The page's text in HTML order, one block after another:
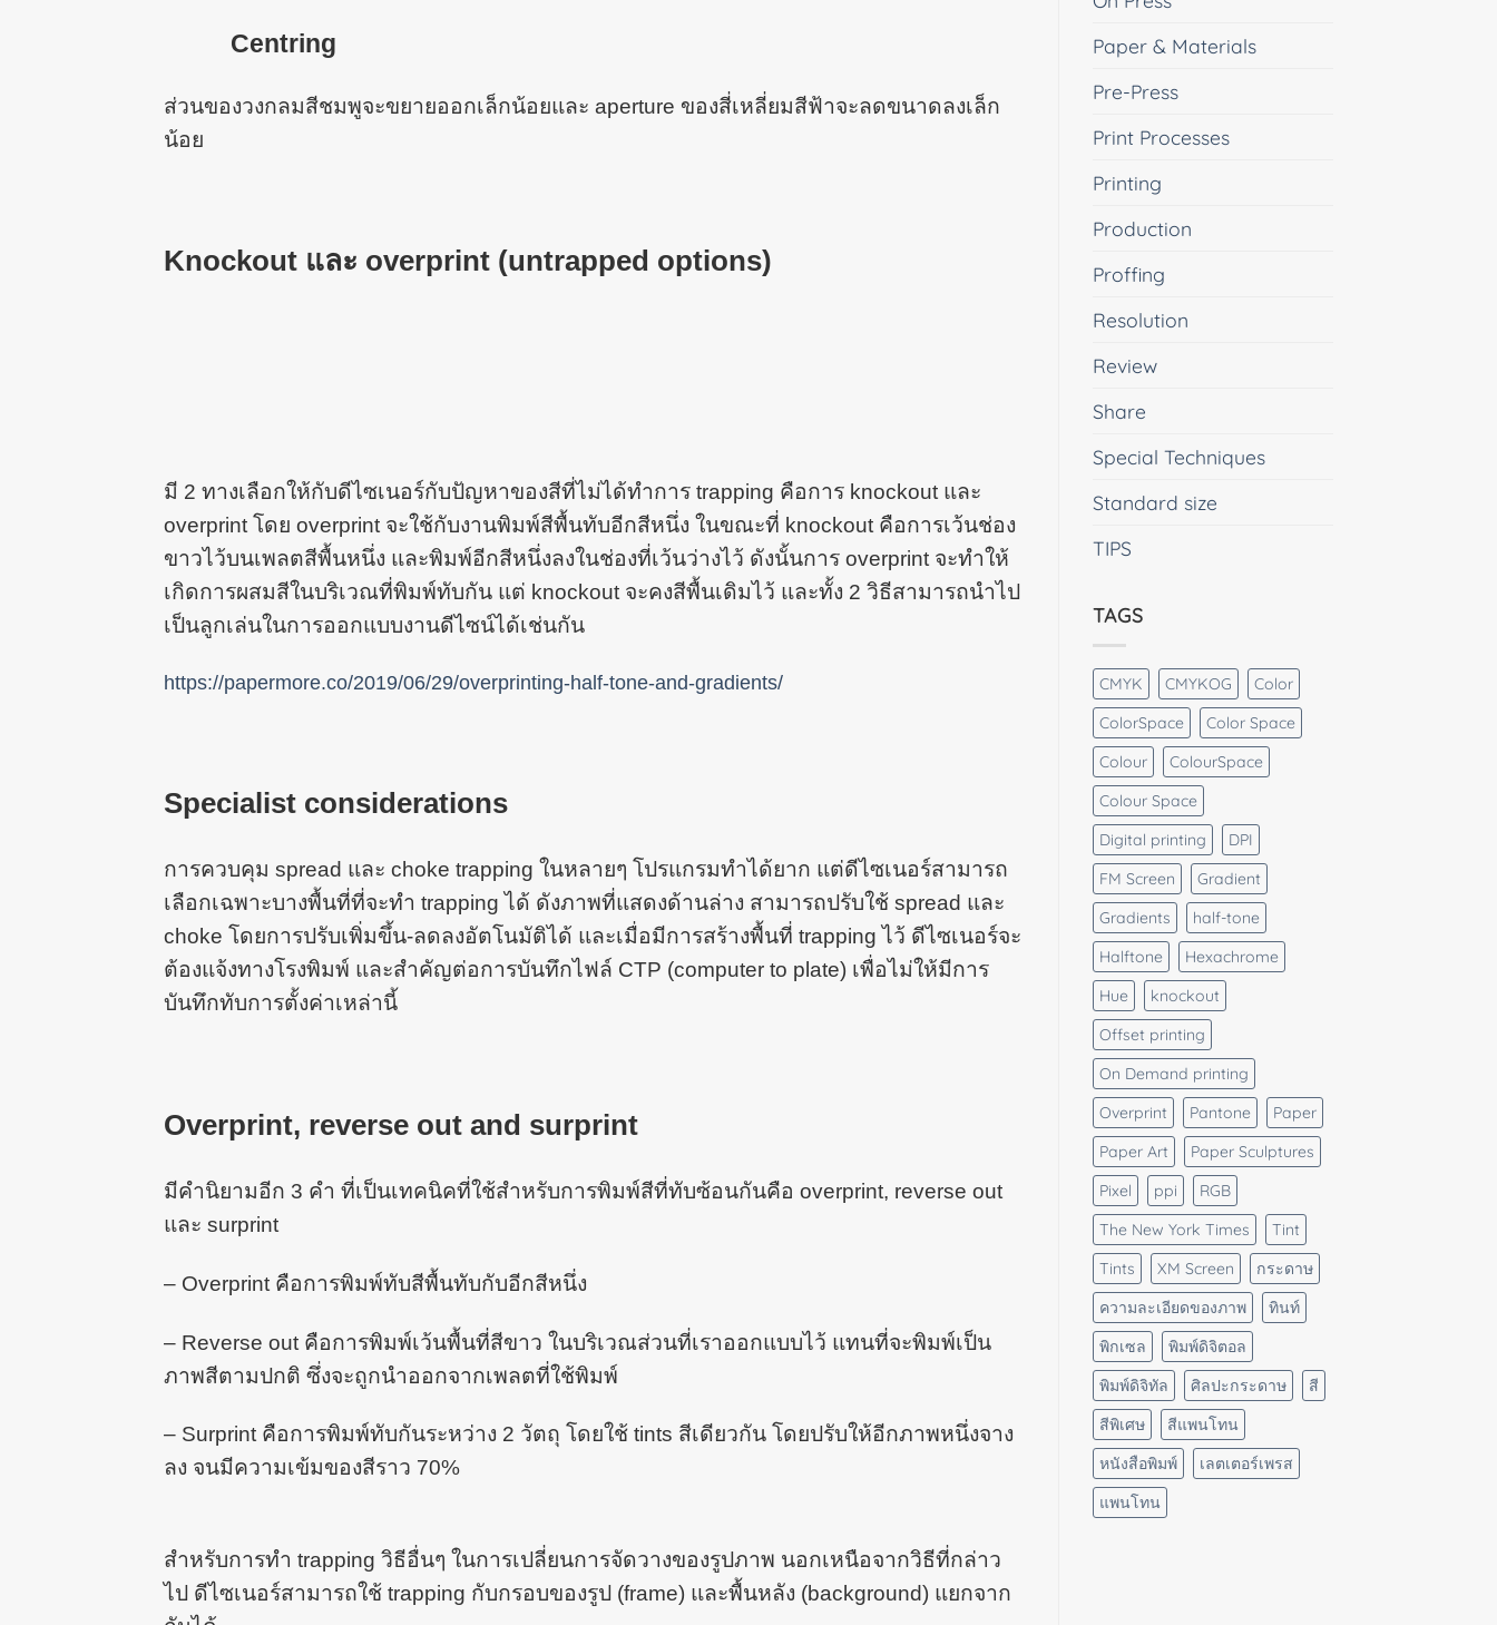
Centring
ส่วนของวงกลมสีชมพูจะขยายออกเล็กน้อยและ aperture ของสี่เหลี่ยมสีฟ้าจะลดขนาดลงเล็ก
น้อย
Knockout และ overprint (untrapped options)
มี 2 ทางเลือกให้กับดีไซเนอร์กับปัญหาของสีที่ไม่ได้ทำการ trapping คือการ knockout และ
overprint โดย overprint จะใช้กับงานพิมพ์สีพื้นทับอีกสีหนึ่ง ในขณะที่ knockout คือการเว้นช่อง
ขาวไว้บนเพลตสีพื้นหนึ่ง และพิมพ์อีกสีหนึ่งลงในช่องที่เว้นว่างไว้ ดังนั้นการ overprint จะทำให้
เกิดการผสมสีในบริเวณที่พิมพ์ทับกัน แต่ knockout จะคงสีพื้นเดิมไว้ และทั้ง 2 วิธีสามารถนำไป
เป็นลูกเล่นในการออกแบบงานดีไซน์ได้เช่นกัน
https://papermore.co/2019/06/29/overprinting-half-tone-and-gradients/
Specialist considerations
การควบคุม spread และ choke trapping ในหลายๆ โปรแกรมทำได้ยาก แต่ดีไซเนอร์สามารถ
เลือกเฉพาะบางพื้นที่ที่จะทำ trapping ได้ ดังภาพที่แสดงด้านล่าง สามารถปรับใช้ spread และ
choke โดยการปรับเพิ่มขึ้น-ลดลงอัตโนมัติได้ และเมื่อมีการสร้างพื้นที่ trapping ไว้ ดีไซเนอร์จะ
ต้องแจ้งทางโรงพิมพ์ และสำคัญต่อการบันทึกไฟล์ CTP (computer to plate) เพื่อไม่ให้มีการ
บันทึกทับการตั้งค่าเหล่านี้
Overprint, reverse out and surprint
มีคำนิยามอีก 3 คำ ที่เป็นเทคนิคที่ใช้สำหรับการพิมพ์สีที่ทับซ้อนกันคือ overprint, reverse out
และ surprint
– Overprint คือการพิมพ์ทับสีพื้นทับกับอีกสีหนึ่ง
– Reverse out คือการพิมพ์เว้นพื้นที่สีขาว ในบริเวณส่วนที่เราออกแบบไว้ แทนที่จะพิมพ์เป็น
ภาพสีตามปกติ ซึ่งจะถูกนำออกจากเพลตที่ใช้พิมพ์
– Surprint คือการพิมพ์ทับกันระหว่าง 2 วัตถุ โดยใช้ tints สีเดียวกัน โดยปรับให้อีกภาพหนึ่งจาง
ลง จนมีความเข้มของสีราว 70%
สำหรับการทำ trapping วิธีอื่นๆ ในการเปลี่ยนการจัดวางของรูปภาพ นอกเหนือจากวิธีที่กล่าว
ไป ดีไซเนอร์สามารถใช้ trapping กับกรอบของรูป (frame) และพื้นหลัง (background) แยกจาก
Paper & Materials
Pre-Press
Print Processes
Printing
Production
Proffing
Resolution
Review
Share
Special Techniques
Standard size
TIPS
TAGS
CMYK CMYKOG
Color
ColorSpace
Color Space
Colour
ColourSpace
Colour Space
Digital printing
DPI
FM Screen
Gradient
Gradients
half-tone
Halftone
Hexachrome
Hue
knockout
Offset printing
On Demand printing
Overprint
Pantone
Paper
Paper Art
Paper Sculptures
Pixel
ppi
RGB
The New York Times
Tint
Tints
XM Screen
กระดาษ
ความละเอียดของภาพ
ทินท์
พิกเซล
พิมพ์ดิจิตอล
พิมพ์ดิจิทัล
ศิลปะกระดาษ
สี
สีพิเศษ
สีแพนโทน
หนังสือพิมพ์
เลตเตอร์เพรส
แพนโทน